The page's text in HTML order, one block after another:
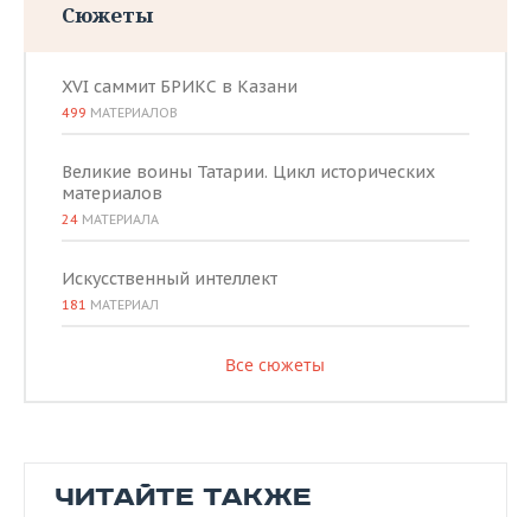
Сюжеты
XVI саммит БРИКС в Казани
499 МАТЕРИАЛОВ
Великие воины Татарии. Цикл исторических
материалов
24 МАТЕРИАЛА
Искусственный интеллект
181 МАТЕРИАЛ
Все сюжеты
ЧИТАЙТЕ ТАКЖЕ